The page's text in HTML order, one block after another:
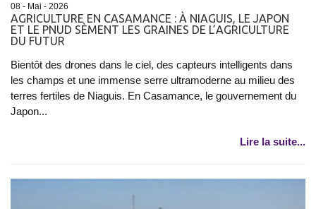
08 - Mai - 2026
AGRICULTURE EN CASAMANCE : À NIAGUIS, LE JAPON
ET LE PNUD SÈMENT LES GRAINES DE L’AGRICULTURE
DU FUTUR
Bientôt des drones dans le ciel, des capteurs intelligents dans
les champs et une immense serre ultramoderne au milieu des
terres fertiles de Niaguis. En Casamance, le gouvernement du
Japon...
Lire la suite...